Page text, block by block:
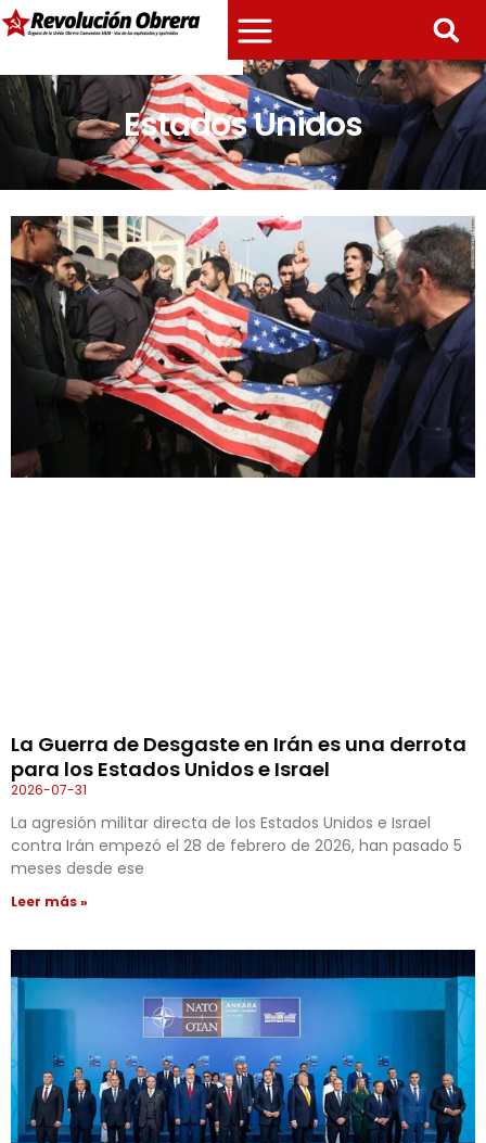
Estados Unidos
La Guerra de Desgaste en Irán es una derrota
para los Estados Unidos e Israel
2026-07-31
La agresión militar directa de los Estados Unidos e Israel
contra Irán empezó el 28 de febrero de 2026, han pasado 5
meses desde ese
Leer más »